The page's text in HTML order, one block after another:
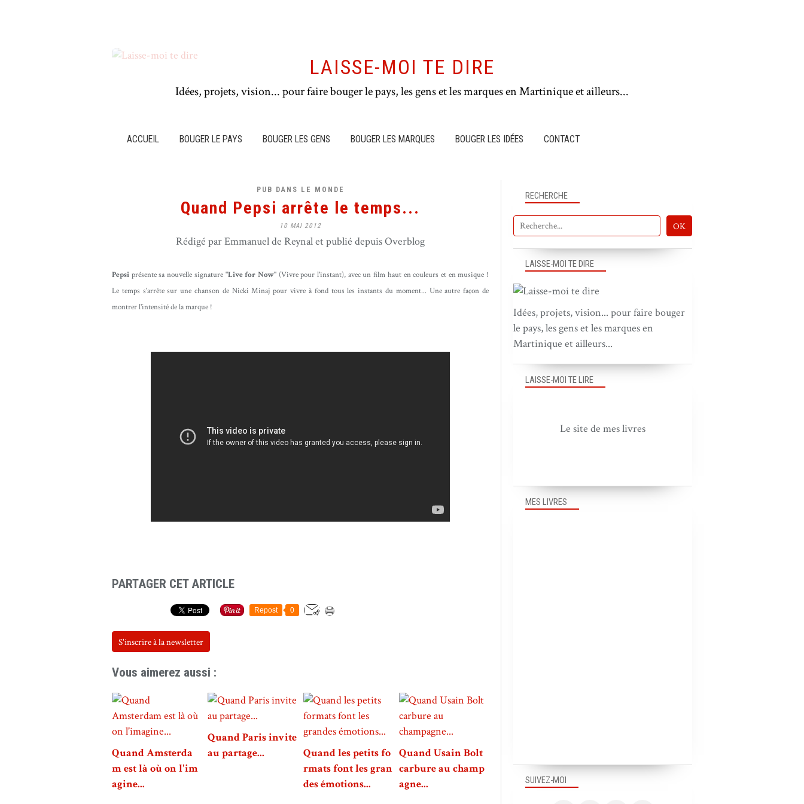
LAISSE-MOI TE DIRE
Idées, projets, vision... pour faire bouger le pays, les gens et les marques en Martinique et ailleurs...
ACCUEIL BOUGER LE PAYS BOUGER LES GENS BOUGER LES MARQUES BOUGER LES IDÉES CONTACT
PUB DANS LE MONDE
Quand Pepsi arrête le temps...
10 MAI 2012
Rédigé par Emmanuel de Reynal et publié depuis Overblog
Pepsi présente sa nouvelle signature "Live for Now"(Vivre pour l'instant), avec un film haut en couleurs et en musique !
Le temps s'arrête sur une chanson de Nicki Minaj pour vivre à fond tous les instants du moment... Une autre façon de
montrer l'intensité de la marque !
PARTAGER CET ARTICLE
Repost 0
S'inscrire à la newsletter
Vous aimerez aussi :
Quand Amsterda
m est là où on l'im
agine...
Quand Paris invite
au partage...
Quand les petits fo
rmats font les gran
des émotions...
Quand Usain Bolt
carbure au champ
agne...
SUIVEZ-MOI
RECHERCHE
LAISSE-MOI TE DIRE
Idées, projets, vision... pour faire bouger
le pays, les gens et les marques en
Martinique et ailleurs...
MES LIVRES
LAISSE-MOI TE LIRE
Le site de mes livres